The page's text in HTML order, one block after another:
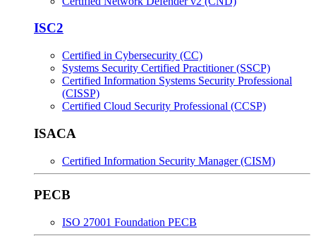
ISC2
Certified in Cybersecurity (CC)
Systems Security Certified Practitioner (SSCP)
Certified Information Systems Security Professional
(CISSP)
Certified Cloud Security Professional (CCSP)
ISACA
Certified Information Security Manager (CISM)
PECB
ISO 27001 Foundation PECB